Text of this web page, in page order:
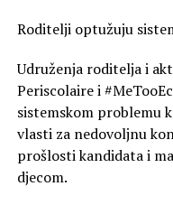
Roditelji optužuju
Udruženja roditelja i
Periscolaire i
sistemskom problemu
vlasti za nedovoljnu
prošlosti kandidata i
djecom.